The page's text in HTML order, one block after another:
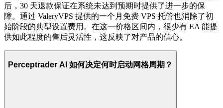
后，30 天退款保证在系统未达到预期时提供了进一步的保
障。通过 ValeryVPS 提供的一个月免费 VPS 托管也消除了初
始阶段的典型设置费用。在这一价格区间内，很少有 EA 能提
供如此程度的售后灵活性，这反映了对产品的信心。
Perceptrader AI 如何决定何时启动网格周期？